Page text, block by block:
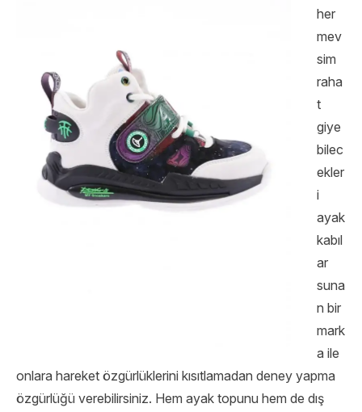
her
mev
sim
raha
t
giye
bilec
ekler
i
ayak
kabıl
ar
suna
n bir
mark
a ile
onlara hareket özgürlüklerini kısıtlamadan deney yapma
özgürlüğü verebilirsiniz. Hem ayak topunu hem de dış